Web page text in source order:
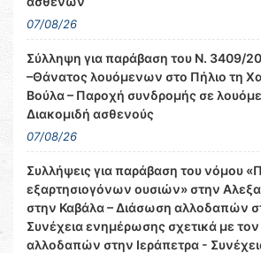
07/08/26
Σύλληψη για παράβαση του Ν. 3409/
–Θάνατος λουόμενων στο Πήλιο τη
Βούλα – Παροχή συνδρομής σε
Διακομιδή ασθενούς
07/08/26
Συλλήψεις για παράβαση του νόμου
εξαρτησιογόνων ουσιών» στην
στην Καβάλα – Διάσωση αλλοδαπών
Συνέχεια ενημέρωσης σχετικά με
αλλοδαπών στην Ιεράπετρα -